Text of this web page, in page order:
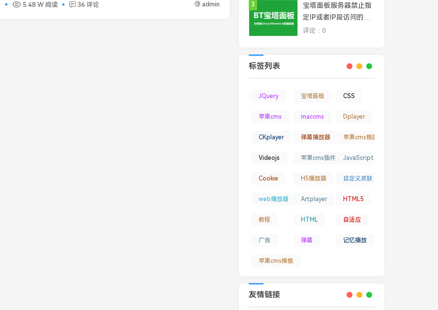
5.48 W 阅读 36 评论 admin 3
宝塔面板服务器禁止指
定IP或者IP段访问的几
种常见方法
评论：0
标签列表
JQuery 宝塔面板 CSS
苹果cms maccms Dplayer
CKplayer 弹幕播放器 苹果cms模版
Videojs 苹果cms插件 JavaScript
Cookie H5播放器 自定义皮肤
web播放器 Artplayer HTML5
教程 HTML 自适应
广告 弹幕 记忆播放
苹果cms模板
友情链接